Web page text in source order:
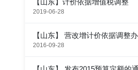
2019-06-28
【山东】 营改增计价依据调整
2016-09-28